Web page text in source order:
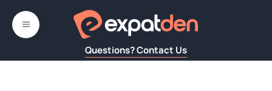
Inhalt
springen
Questions? Contact Us
MENÜ